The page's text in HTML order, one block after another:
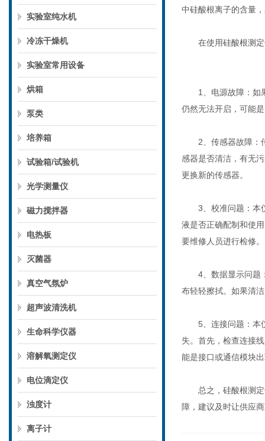
实验室纯水机
冷冻干燥机
实验室常用设备
烘箱
泵类
培养箱
试验箱/试验机
光学测量仪
磁力搅拌器
电热板
灭菌器
真空气氛炉
超声波清洗机
生命科学仪器
溶解氧测定仪
电位滴定仪
浊度计
离子计
中硅酸根离子的含量
在使用硅酸根测
1、电源故障：如果
仍然无法开启，可能
2、传感器故障：传
感器是否清洁，有无
更换新的传感器。
3、校准问题：本仪
液是否正确配制和使
要维修人员进行检修。
4、数据显示问题：
布轻轻擦拭。如果清
5、连接问题：本仪
失。首先，检查连接
能是接口或通信模块
总之，硅酸根测定
障，建议及时让供应